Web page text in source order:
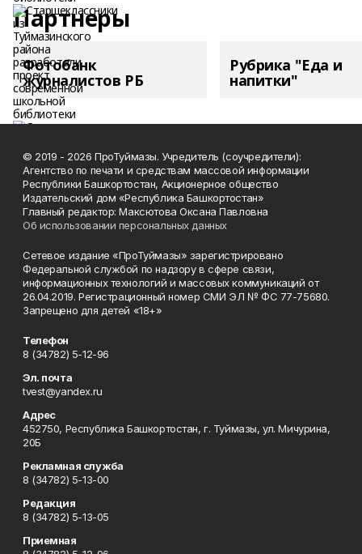
Партнеры
Фотобанк
журналистов РБ
Рубрика "Еда и
напитки"
© 2019 - 2026 ПроТуймазы. Учредитель (соучредители):
Агентство по печати и средствам массовой информации
Республики Башкортостан, Акционерное общество
Издательский дом «Республика Башкортостан»
Главный редактор: Максютова Оксана Павловна
Об использовании персональных данных
Сетевое издание «ПроТуймазы» зарегистрировано
Федеральной службой по надзору в сфере связи,
информационных технологий и массовых коммуникаций от
26.04.2019. Регистрационный номер СМИ ЭЛ № ФС 77-75680.
Запрещено для детей «18+»
Телефон
8 (34782) 5-12-96
Эл. почта
tvest@yandex.ru
Адрес
452750, Республика Башкортостан, г. Туймазы, ул. Мичурина,
20Б
Рекламная служба
8 (34782) 5-13-00
Редакция
8 (34782) 5-13-05
Приемная